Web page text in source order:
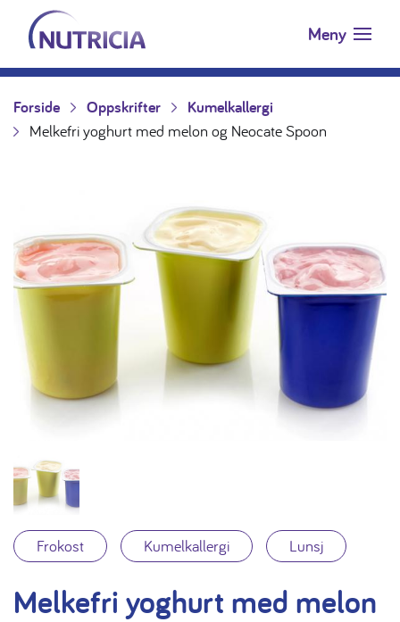
Hopp til innholdet
Nutricia.no Meny
Forside Oppskrifter
Kumelkallergi
Melkefri yoghurt med melon og Neocate Spoon
Frokost Kumelkallergi Lunsj
Melkefri yoghurt med melon